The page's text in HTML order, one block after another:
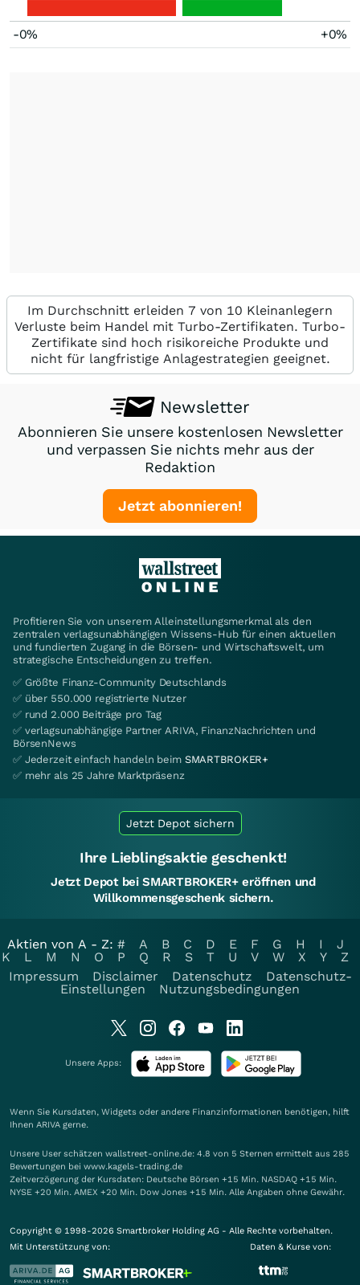
-0% +0%
Im Durchschnitt erleiden 7 von 10 Kleinanlegern
Verluste beim Handel mit Turbo-Zertifikaten. Turbo-
Zertifikate sind hoch risikoreiche Produkte und
nicht für langfristige Anlagestrategien geeignet.
Newsletter
Abonnieren Sie unsere kostenlosen Newsletter
und verpassen Sie nichts mehr aus der
Redaktion
Jetzt abonnieren!
Profitieren Sie von unserem Alleinstellungsmerkmal als den
zentralen verlagsunabhängigen Wissens-Hub für einen aktuellen
und fundierten Zugang in die Börsen- und Wirtschaftswelt, um
strategische Entscheidungen zu treffen.
✅ Größte Finanz-Community Deutschlands
✅ über 550.000 registrierte Nutzer
✅ rund 2.000 Beiträge pro Tag
✅ verlagsunabhängige Partner ARIVA, FinanzNachrichten und
BörsenNews
✅ Jederzeit einfach handeln beim SMARTBROKER+
✅ mehr als 25 Jahre Marktpräsenz
Jetzt Depot sichern
Ihre Lieblingsaktie geschenkt!
Jetzt Depot bei SMARTBROKER+ eröffnen und
Willkommensgeschenk sichern.
Aktien von A - Z: # A B C D E F G H I
J
K
L M N O P Q R S T U V W X Y
Z
Impressum
Disclaimer Datenschutz
Datenschutz-
Einstellungen
Nutzungsbedingungen
Unsere Apps:
Wenn Sie Kursdaten, Widgets oder andere Finanzinformationen benötigen, hilft
Ihnen ARIVA gerne.
Unsere User schätzen wallstreet-online.de: 4.8 von 5 Sternen ermittelt aus 285
Bewertungen bei www.kagels-trading.de
Zeitverzögerung der Kursdaten: Deutsche Börsen +15 Min. NASDAQ +15 Min.
NYSE +20 Min. AMEX +20 Min. Dow Jones +15 Min. Alle Angaben ohne Gewähr.
Copyright © 1998-2026 Smartbroker Holding AG - Alle Rechte vorbehalten.
Mit Unterstützung von:
Daten & Kurse von: